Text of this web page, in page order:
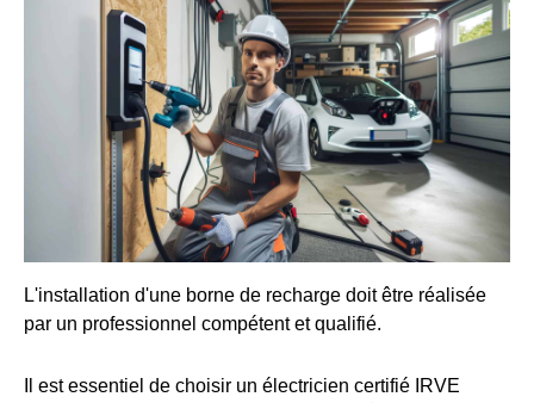
L'installation d'une borne de recharge doit être réalisée
par un professionnel compétent et qualifié.
Il est essentiel de choisir un électricien certifié IRVE